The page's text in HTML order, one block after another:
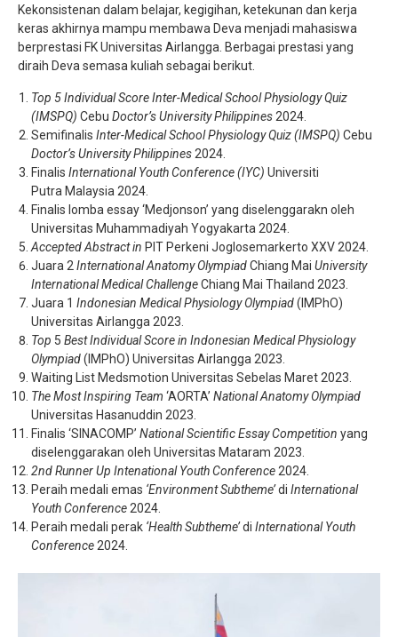
Kekonsistenan dalam belajar, kegigihan, ketekunan dan kerja
keras akhirnya mampu membawa Deva menjadi mahasiswa
berprestasi FK Universitas Airlangga. Berbagai prestasi yang
diraih Deva semasa kuliah sebagai berikut.
Top 5 Individual Score Inter-Medical School Physiology Quiz
(IMSPQ) Cebu Doctor’s University Philippines2024.
Semifinalis Inter-Medical School Physiology Quiz (IMSPQ) Cebu
Doctor’s University Philippines2024.
Finalis International Youth Conference (IYC) Universiti
Putra Malaysia 2024.
Finalis lomba essay ‘Medjonson’ yang diselenggarakn oleh
Universitas Muhammadiyah Yogyakarta 2024.
Accepted Abstract in PIT Perkeni Joglosemarkerto XXV 2024.
Juara 2International Anatomy OlympiadChiang Mai University
International Medical ChallengeChiang Mai Thailand 2023.
Juara 1 Indonesian Medical Physiology Olympiad(IMPhO)
Universitas Airlangga 2023.
Top 5 Best Individual Score in Indonesian Medical Physiology
Olympiad(IMPhO) Universitas Airlangga 2023.
Waiting List Medsmotion Universitas Sebelas Maret 2023.
The Most Inspiring Team ‘AORTA’ National Anatomy Olympiad
Universitas Hasanuddin 2023.
Finalis ‘SINACOMP’ National Scientific Essay Competition yang
diselenggarakan oleh Universitas Mataram 2023.
2ndRunner Up Intenational Youth Conference2024.
Peraih medali emas ‘Environment Subtheme’di International
Youth Conference2024.
Peraih medali perak ‘Health Subtheme’di International Youth
Conference2024.